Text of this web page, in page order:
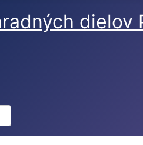
dielov